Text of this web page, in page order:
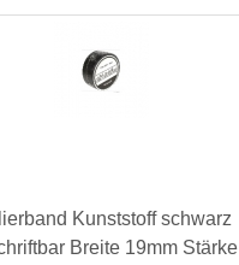
Kunststoff schwarz
Breite 19mm Stärke